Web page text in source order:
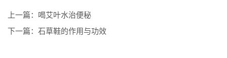
上一篇： 喝艾叶水治便秘
下一篇： 石草鞋的作用与功效